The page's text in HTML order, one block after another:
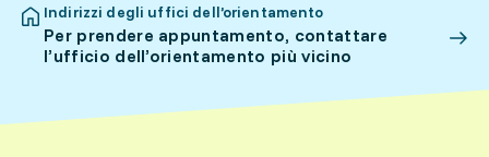
Indirizzi degli uffici dell’orientamento
Per prendere appuntamento, contattare
l’ufficio dell’orientamento più vicino